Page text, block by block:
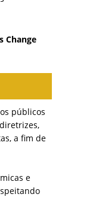
Change
públicos
a fim de
e